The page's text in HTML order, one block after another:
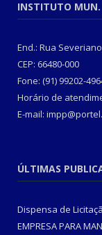
INSTITUTO MUN.
End.: Rua
CEP: 66480-000
Fone: (91) 99202-
Horário de
E-mail:
ÚLTIMAS
Dispensa de
EMPRESA PARA